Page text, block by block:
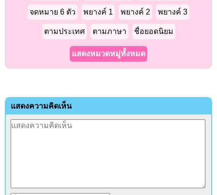
จดหมาย 6 ตัว พยางค์ 1 พยางค์ 2 พยางค์ 3
ตามประเทศ ตามภาษา ชื่อยอดนิยม
แสดงหมวดหมู่ทั้งหมด
แสดงความคิดเห็น